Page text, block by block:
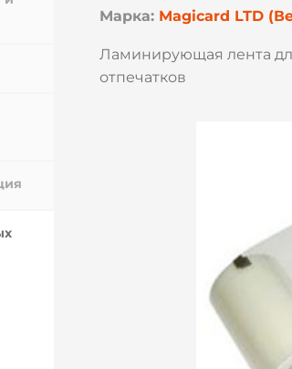
Марка: Magicard LTD
Ламинирующая лента
отпечатков